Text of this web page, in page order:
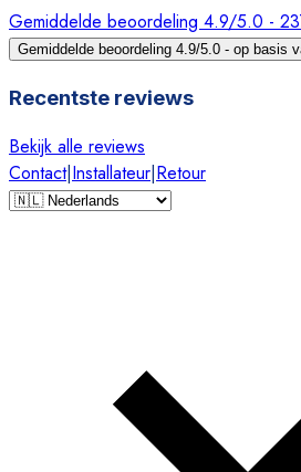
Gemiddelde beoordeling 4.9/5.0 -
Gemiddelde beoordeling 4.9/5.0 - op basis
Recentste reviews
Bekijk alle reviews
Contact|Installateur|Retour